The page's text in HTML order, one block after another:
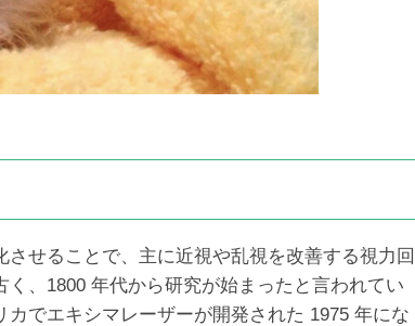
せることで、主に近視や乱視を改善する視力回
、1800 年代から研究が始まったと言われてい
でエキシマレーザーが開発された 1975 年にな